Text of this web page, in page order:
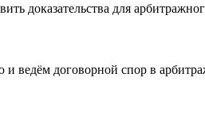
доказательства для
ведём договорной спор в